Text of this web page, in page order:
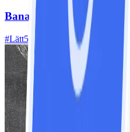
Bananpannkakor
#Lätt5 MIN